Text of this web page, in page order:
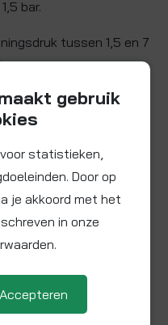
bar.
tussen 1,5 en 7
ons op.
15
bij 20°C
gebruik
statistieken,
Door op
je akkoord met het
in onze
Accepteren